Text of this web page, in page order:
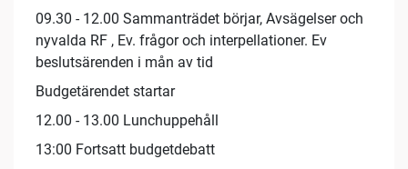
09.30 - 12.00 Sammanträdet börjar, Avsägelser och
nyvalda RF , Ev. frågor och interpellationer. Ev
beslutsärenden i mån av tid
Budgetärendet startar
12.00 - 13.00 Lunchuppehåll
13:00 Fortsatt budgetdebatt